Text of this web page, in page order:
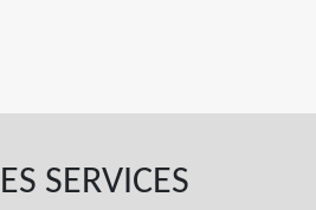
SERVICES